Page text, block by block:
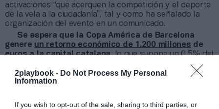
2playbook - Do Not Process My Personal
Information
If you wish to opt-out of the sale, sharing to third parties, or
activaciones “que acerquen la competición y el deporte
de la vela a la ciudadanía”, tal y como ha señalado la
organización del evento en un comunicado.
Se espera que la Copa América de Barcelona
genere un retorno económico de 1.200 millones de
euros a la capital catalana, lo que supone un 0,5% del
generará 19.000
puestos de trabajoa tiempo completo, según un
estudio llevado a cabo por la Universidad Pompeu